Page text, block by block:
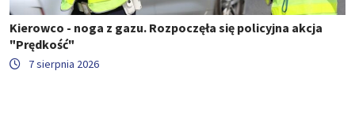
Kierowco - noga z gazu. Rozpoczęła się policyjna akcja
"Prędkość"
7 sierpnia 2026